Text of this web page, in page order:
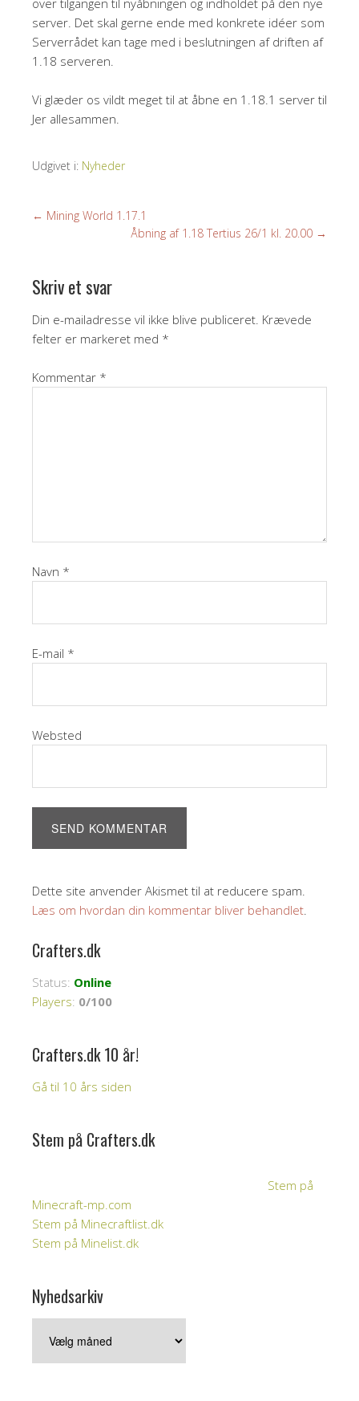
server. Det skal gerne ende med konkrete idéer som
Serverrådet kan tage med i beslutningen af driften af
1.18 serveren.
Vi glæder os vildt meget til at åbne en 1.18.1 server til
Jer allesammen.
Udgivet i: Nyheder
← Mining World 1.17.1
Åbning af 1.18 Tertius 26/1 kl. 20.00 →
Skriv et svar
Din e-mailadresse vil ikke blive publiceret. Krævede
felter er markeret med *
Kommentar *
Navn *
E-mail *
Websted
Dette site anvender Akismet til at reducere spam.
Læs om hvordan din kommentar bliver behandlet
Crafters.dk
Status: Online
Players: 0/100
Crafters.dk 10 år!
Gå til 10 års siden
Stem på Crafters.dk
Stem på
Minecraft-mp.com
Stem på Minecraftlist.dk
Stem på Minelist.dk
Nyhedsarkiv